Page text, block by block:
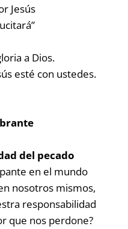
Jesús
a Dios.
esté con ustedes.
del pecado
en el mundo
nosotros mismos,
responsabilidad
que nos perdone?